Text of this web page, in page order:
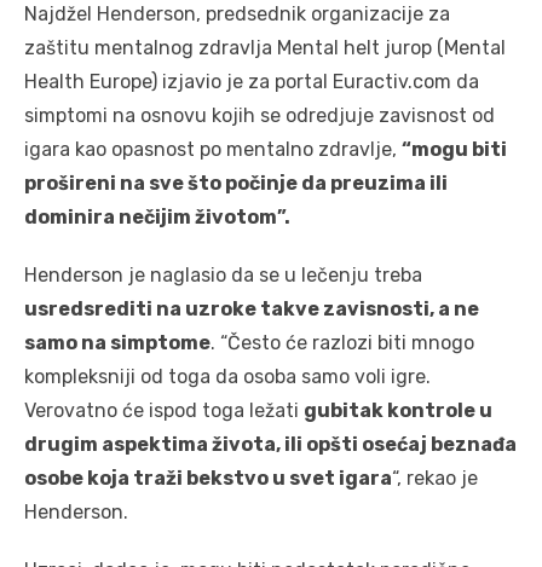
Najdžel Henderson, predsednik organizacije za
zaštitu mentalnog zdravlja Mental helt jurop (Mental
Health Europe) izjavio je za portal Euractiv.com da
simptomi na osnovu kojih se odredjuje zavisnost od
igara kao opasnost po mentalno zdravlje, “mogu biti
prošireni na sve što počinje da preuzima ili
dominira nečijim životom”.
Henderson je naglasio da se u lečenju treba
usredsrediti na uzroke takve zavisnosti, a ne
samo na simptome. “Često će razlozi biti mnogo
kompleksniji od toga da osoba samo voli igre.
Verovatno će ispod toga ležati gubitak kontrole u
drugim aspektima života, ili opšti osećaj beznađa
osobe koja traži bekstvo u svet igara“, rekao je
Henderson.